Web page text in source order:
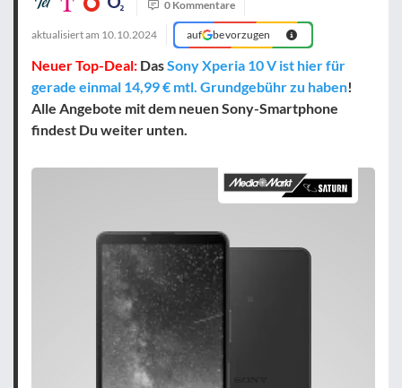
0 Kommentare
aktualisiert am 10.10.2024 auf bevorzugen
Neuer Top-Deal: DasSony Xperia 10 V ist hier für
gerade einmal 14,99 € mtl. Grundgebühr zu haben!
Alle Angebote mit dem neuen Sony-Smartphone
findest Du weiter unten.